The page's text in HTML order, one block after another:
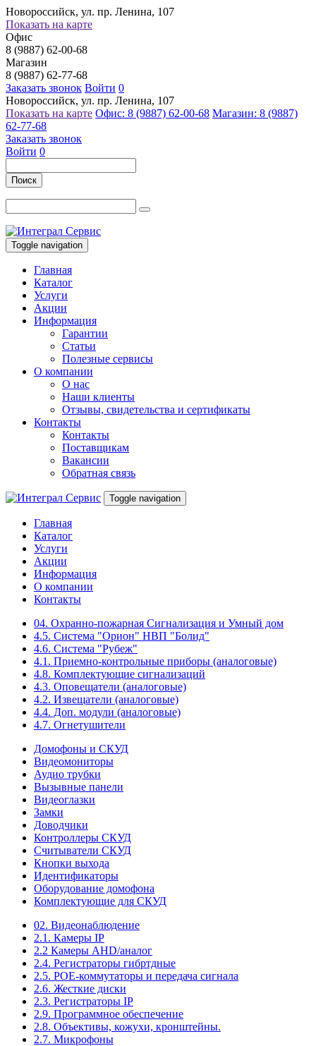
Новороссийск, ул. пр. Ленина, 107
Показать на карте
Офис
8 (9887) 62-00-68
Магазин
8 (9887) 62-77-68
Заказать звонок Войти 0
Новороссийск, ул. пр. Ленина, 107
Показать на карте Офис: 8 (9887) 62-00-68 Магазин: 8 (9887)
62-77-68
Заказать звонок
Войти 0
Поиск
Toggle navigation
Главная
Каталог
Услуги
Акции
Информация
Гарантии
Статьи
Полезные сервисы
О компании
О нас
Наши клиенты
Отзывы, свидетельства и сертификаты
Контакты
Контакты
Поставщикам
Вакансии
Обратная связь
Toggle navigation
Главная
Каталог
Услуги
Акции
Информация
О компании
Контакты
04. Охранно-пожарная Сигнализация и Умный дом
4.5. Система "Орион" НВП "Болид"
4.6. Система "Рубеж"
4.1. Приемно-контрольные приборы (аналоговые)
4.8. Комплектующие сигнализаций
4.3. Оповещатели (аналоговые)
4.2. Извещатели (аналоговые)
4.4. Доп. модули (аналоговые)
4.7. Огнетушители
Домофоны и СКУД
Видеомониторы
Аудио трубки
Вызывные панели
Видеоглазки
Замки
Доводчики
Контроллеры СКУД
Считыватели СКУД
Кнопки выхода
Идентификаторы
Оборудование домофона
Комплектующие для СКУД
02. Видеонаблюдение
2.1. Камеры IP
2.2 Камеры AHD/аналог
2.4. Регистраторы гибртдные
2.5. РОЕ-коммутаторы и передача сигнала
2.6. Жесткие диски
2.3. Регистраторы IP
2.9. Программное обеспечение
2.8. Объективы, кожухи, кронштейны.
2.7. Микрофоны